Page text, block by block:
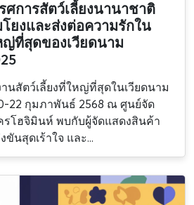
ศการสัตว์เลี้ยงนานาชาติ
ยงและส่งต่อความรักใน
ญ่ที่สุดของเวียดนาม
นสัตว์เลี้ยงที่ใหญ่ที่สุดในเวียดนาม
22 กุมภาพันธ์ 2568 ณ ศูนย์จัด
รโฮจิมินห์ พบกับผู้จัดแสดงสินค้า
นสุดเร้าใจ และ...